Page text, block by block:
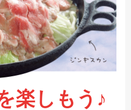
楽しもう♪